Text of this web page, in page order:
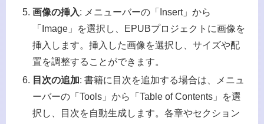
画像の挿入: メニューバーの「Insert」から
「Image」を選択し、EPUBプロジェクトに画像を
挿入します。挿入した画像を選択し、サイズや配
置を調整することができます。
目次の追加: 書籍に目次を追加する場合は、メニュ
ーバーの「Tools」から「Table of Contents」を選
択し、目次を自動生成します。各章やセクション